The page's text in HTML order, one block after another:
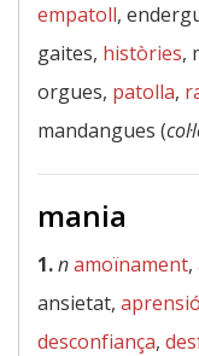
empatoll,
gaites, històries,
orgues, patolla,
mandangues (
mania
1.namoïnament,
ansietat, aprensió
desconfiança,